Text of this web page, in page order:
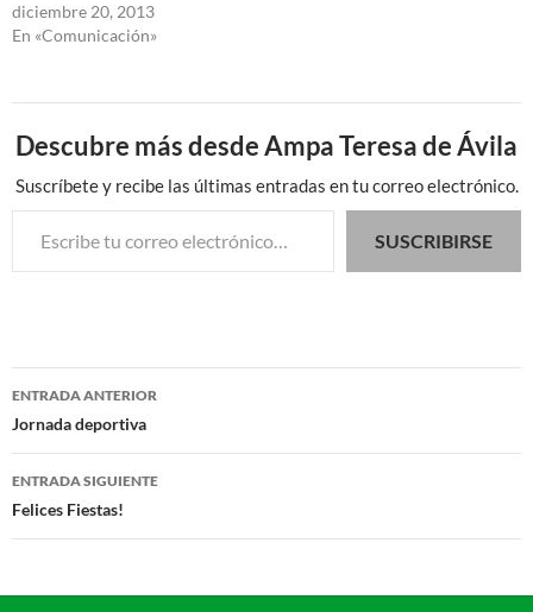
diciembre 20, 2013
En «Comunicación»
Descubre más desde Ampa Teresa de Ávila
Suscríbete y recibe las últimas entradas en tu correo electrónico.
Escribe tu correo electrónico…
SUSCRIBIRSE
Navegación
de
entradas
ENTRADA ANTERIOR
Jornada deportiva
ENTRADA SIGUIENTE
Felices Fiestas!